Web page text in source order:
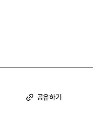
공유하기